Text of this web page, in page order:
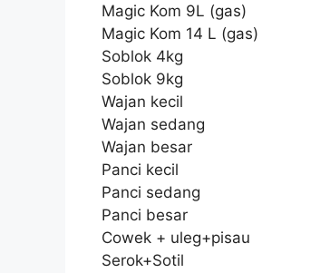
Magic Kom 9L (gas)
Magic Kom 14 L (gas)
Soblok 4kg
Soblok 9kg
Wajan kecil
Wajan sedang
Wajan besar
Panci kecil
Panci sedang
Panci besar
Cowek + uleg+pisau
Serok+Sotil